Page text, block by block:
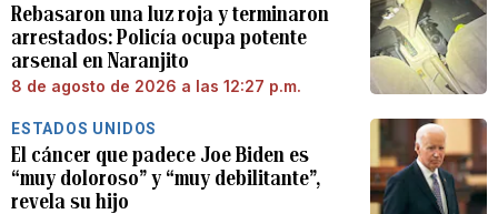
Rebasaron una luz roja y terminaron
arrestados: Policía ocupa potente
arsenal en Naranjito
8 de agosto de 2026 a las 12:27 p.m.
ESTADOS UNIDOS
El cáncer que padece Joe Biden es
“muy doloroso” y “muy debilitante”,
revela su hijo